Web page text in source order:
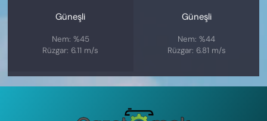
Güneşli
Nem: %45
Rüzgar: 6.11 m/s
Güneşli
Nem: %44
Rüzgar: 6.81 m/s